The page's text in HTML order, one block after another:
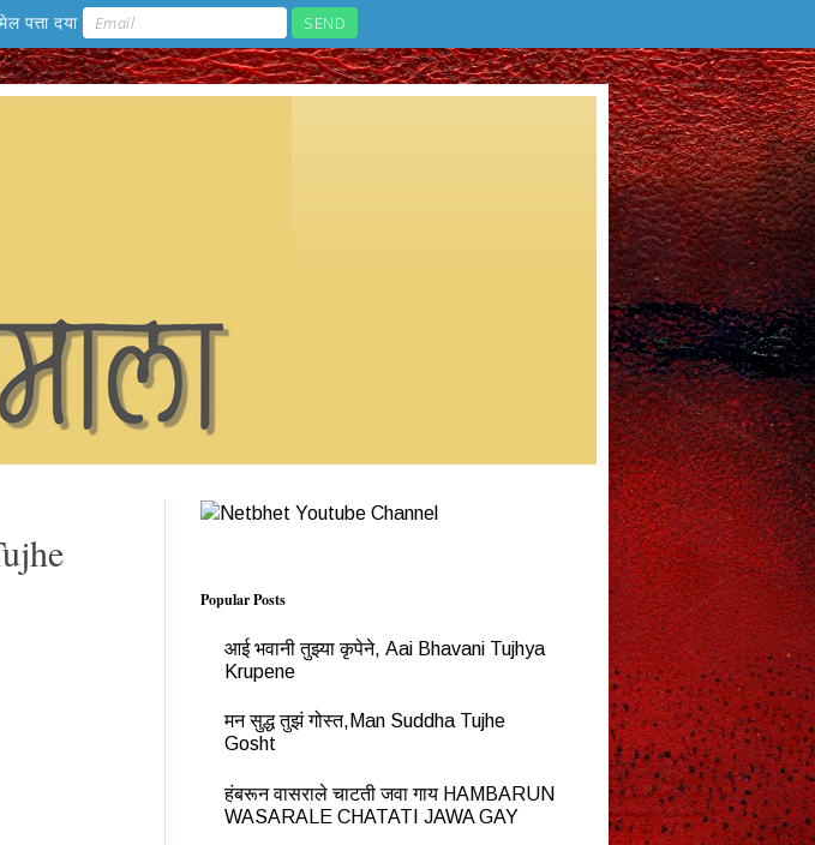
Popular Posts
आई भवानी तुझ्या कृपेने, Aai Bhavani Tujhya
Krupene
मन सुद्ध तुझं गोस्त,Man Suddha Tujhe
Gosht
हंबरून वासराले चाटती जवा गाय HAMBARUN
WASARALE CHATATI JAWA GAY